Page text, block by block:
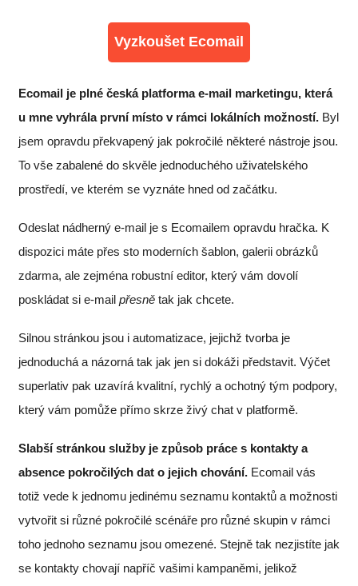
Vyzkoušet Ecomail
Ecomail je plné česká platforma e-mail marketingu, která
u mne vyhrála první místo v rámci lokálních možností. Byl
jsem opravdu překvapený jak pokročilé některé nástroje jsou.
To vše zabalené do skvěle jednoduchého uživatelského
prostředí, ve kterém se vyznáte hned od začátku.
Odeslat nádherný e-mail je s Ecomailem opravdu hračka. K
dispozici máte přes sto moderních šablon, galerii obrázků
zdarma, ale zejména robustní editor, který vám dovolí
poskládat si e-mail přesně tak jak chcete.
Silnou stránkou jsou i automatizace, jejichž tvorba je
jednoduchá a názorná tak jak jen si dokáži představit. Výčet
superlativ pak uzavírá kvalitní, rychlý a ochotný tým podpory,
který vám pomůže přímo skrze živý chat v platformě.
Slabší stránkou služby je způsob práce s kontakty a
absence pokročilých dat o jejich chování. Ecomail vás
totiž vede k jednomu jedinému seznamu kontaktů a možnosti
vytvořit si různé pokročilé scénáře pro různé skupin v rámci
toho jednoho seznamu jsou omezené. Stejně tak nezjistíte jak
se kontakty chovají napříč vašimi kampaněmi, jelikož